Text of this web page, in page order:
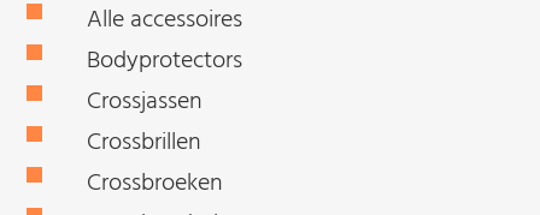
Alle accessoires
Bodyprotectors
Crossjassen
Crossbrillen
Crossbroeken